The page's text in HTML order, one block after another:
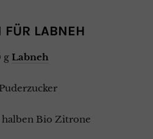
FÜR LABNEH
g Labneh
Bio Zitrone